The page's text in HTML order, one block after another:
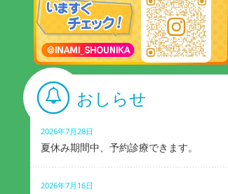
おしらせ
2026年7月28日
夏休み期間中、予約診療できます。
2026年7月16日